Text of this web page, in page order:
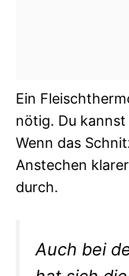
Ein
nötig. Du
Wenn das
Anstechen
durch.
Auch bei